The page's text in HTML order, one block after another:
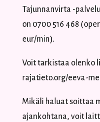
Tajunnanvirta -
on 0700 516 468
eur/min).
Voit tarkistaa olenko
rajatieto.org/eeva-
Mikäli haluat soittaa
ajankohtana, voit